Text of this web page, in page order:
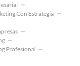
Con Estrategia
Profesional